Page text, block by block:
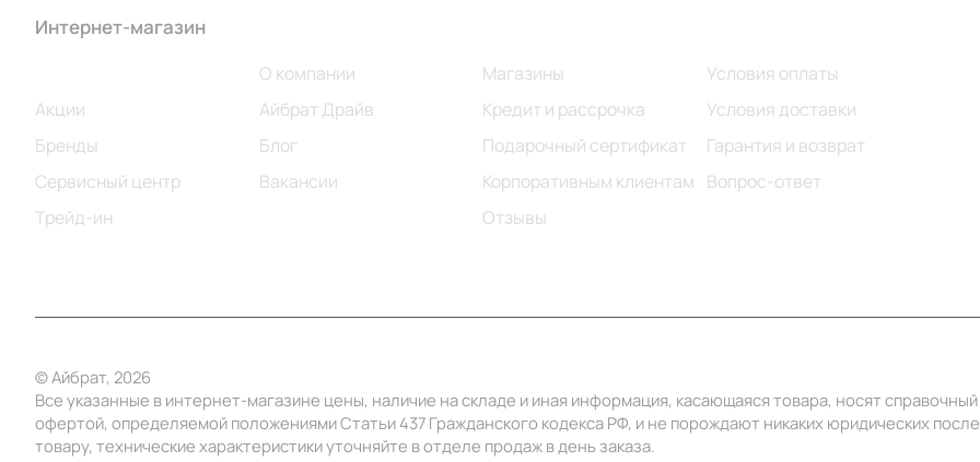
Интернет-магазин
Акции
Бренды
Сервисный центр
Трейд-ин
О компании
Айбрат Драйв
Блог
Вакансии
Магазины
Кредит и рассрочка
Подарочный сертификат
Корпоративным клиентам
Отзывы
Условия оплаты
Условия доставки
Гарантия и возврат
Вопрос-ответ
© Айбрат, 2026
Все указанные в интернет-магазине цены, наличие на складе и иная информация, касающаяся товара, носят
офертой, определяемой положениями Статьи 437 Гражданского кодекса РФ, и не порождают никаких юридических
товару, технические характеристики уточняйте в отделе продаж в день заказа.